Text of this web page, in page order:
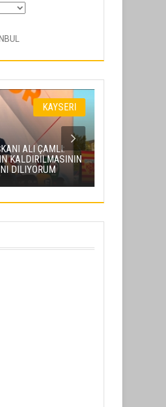
VALI GÖKMEN ÇIÇEK, ERVA SPOR
KULÜPLERININ HAMILERIYLE BIR ARAYA
GELDI